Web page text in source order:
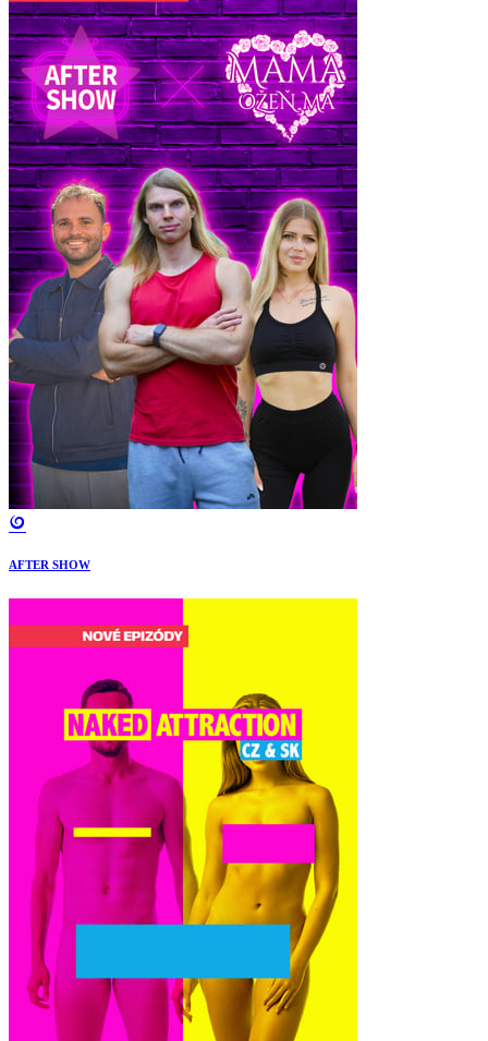
AFTER SHOW